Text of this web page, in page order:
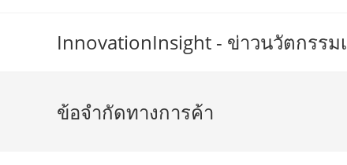
InnovationInsight - ข่าวนวัตกรร
ข้อจำกัดทางการค้า